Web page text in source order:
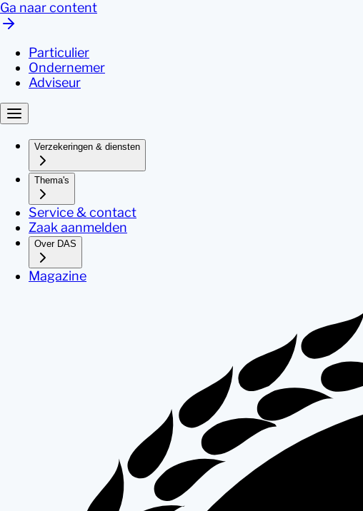
Ga naar content
Particulier
Ondernemer
Adviseur
Verzekeringen & diensten
Thema's
Service & contact
Zaak aanmelden
Over DAS
Magazine